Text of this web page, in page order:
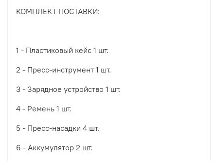
КОМПЛЕКТ ПОСТАВКИ:
1 - Пластиковый кейс 1 шт.
2 - Пресс-инструмент 1 шт.
3 - Зарядное устройство 1 шт.
4 - Ремень 1 шт.
5 - Пресс-насадки 4 шт.
6 - Аккумулятор 2 шт.